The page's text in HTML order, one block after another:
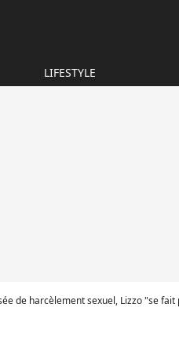
LIFESTYLE
de harcèlement sexuel, Lizzo "se fait passer